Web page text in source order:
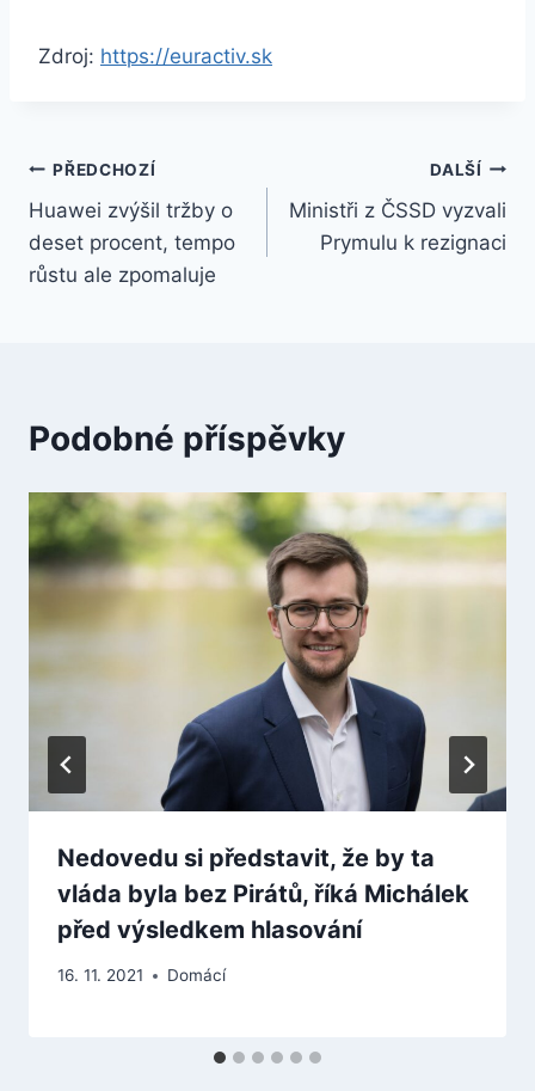
Zdroj: https://euractiv.sk
Navigace
pro
příspěvek
PŘEDCHOZÍ
Huawei zvýšil tržby o
deset procent, tempo
růstu ale zpomaluje
DALŠÍ
Ministři z ČSSD vyzvali
Prymulu k rezignaci
Podobné příspěvky
Nedovedu si představit, že by ta
vláda byla bez Pirátů, říká Michálek
před výsledkem hlasování
16. 11. 2021 Domácí